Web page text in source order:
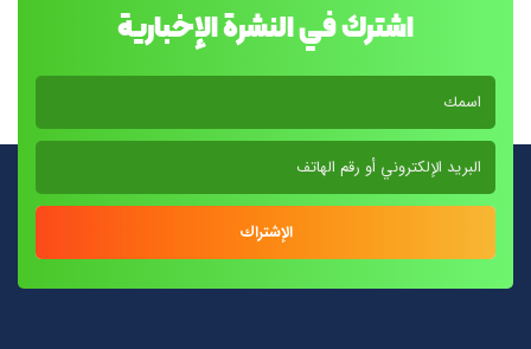
اشترك في النشرة الإخبارية
الإشتراك